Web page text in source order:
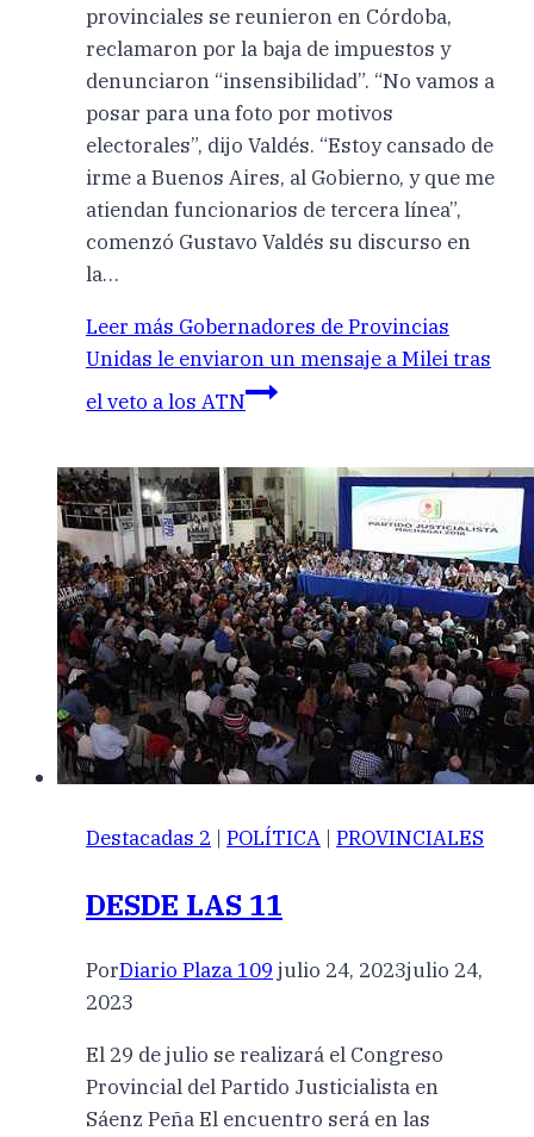
provinciales se reunieron en Córdoba,
reclamaron por la baja de impuestos y
denunciaron “insensibilidad”. “No vamos a
posar para una foto por motivos
electorales”, dijo Valdés. “Estoy cansado de
irme a Buenos Aires, al Gobierno, y que me
atiendan funcionarios de tercera línea”,
comenzó Gustavo Valdés su discurso en
la…
Leer más Gobernadores de Provincias
Unidas le enviaron un mensaje a Milei tras
el veto a los ATN
Destacadas 2 | POLÍTICA | PROVINCIALES
DESDE LAS 11
PorDiario Plaza 109 julio 24, 2023julio 24,
2023
El 29 de julio se realizará el Congreso
Provincial del Partido Justicialista en
Sáenz Peña El encuentro será en las